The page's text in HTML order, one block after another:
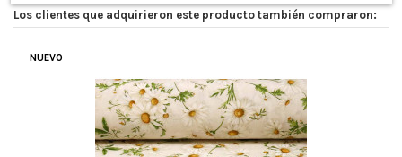
Los clientes que adquirieron este producto también compraron:
NUEVO